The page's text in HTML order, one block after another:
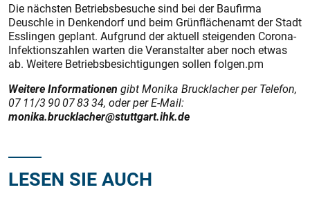
Die nächsten Betriebsbesuche sind bei der Baufirma
Deuschle in Denkendorf und beim Grünflächenamt der Stadt
Esslingen geplant. Aufgrund der aktuell steigenden Corona-
Infektionszahlen warten die Veranstalter aber noch etwas
ab. Weitere Betriebsbesichtigungen sollen folgen.pm
Weitere Informationen gibt Monika Brucklacher per Telefon,
07 11/3 90 07 83 34, oder per E-Mail:
monika.brucklacher@stuttgart.ihk.de
LESEN SIE AUCH